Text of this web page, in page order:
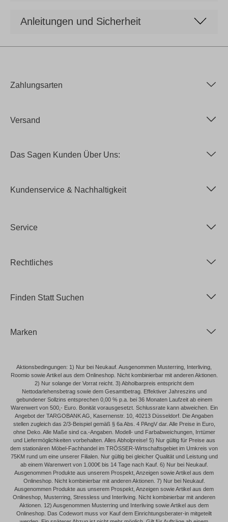
Anleitungen und Sicherheit
Zahlungsarten
Versand
Das Sagen Kunden Über Uns:
Kundenservice & Nachhaltigkeit
Service
Rechtliches
Finden Statt Suchen
Marken
Aktionsbedingungen: 1) Nur bei Neukauf. Ausgenommen Musterring, Interliving,
Roomio sowie Artikel aus dem Onlineshop. Nicht kombinierbar mit anderen Aktionen.
2) Nur solange der Vorrat reicht. 3) Abholbarpreis entspricht dem
Nettodarlehensbetrag sowie dem Gesamtbetrag. Effektiver Jahreszins und
gebundener Sollzins entsprechen 0,00 % p.a. bei 36 Monaten Laufzeit ab einem
Warenwert von 500,- Euro. Bonität vorausgesetzt. Schlussrate kann abweichen. Ein
Angebot der TARGOBANK AG, Kasernenstr. 10, 40213 Düsseldorf. Die Angaben
stellen zugleich das 2/3-Beispiel gemäß § 6a Abs. 4 PAngV dar. Alle Preise in Euro,
ohne Deko. Alle Maße sind ca.-Angaben. Modell- und Farbabweichungen, Irrtümer
und Liefermöglichkeiten vorbehalten. Alles Abholpreise! 5) Nur gültig für Preise aus
dem stationären Möbel-Fachhandel im TRÖSSER-Wirtschaftsgebiet im Umkreis von
75KM rund um eine unserer Filialen. Nur gültig bei gleicher Qualität und Leistung und
ab einem Warenwert von 1.000€ bis 14 Tage nach Kauf. 6) Nur bei Neukauf.
Ausgenommen Produkte aus unserem Prospekt, Anzeigen sowie Artikel aus dem
Onlineshop. Nicht kombinierbar mit anderen Aktionen. 7) Nur bei Neukauf.
Ausgenommen Produkte aus unserem Prospekt, Anzeigen sowie Artikel aus dem
Onlineshop, Musterring, Stressless und Interliving. Nicht kombinierbar mit anderen
Aktionen. 12) Ausgenommen Musterring und Interliving sowie Artikel aus dem
Onlineshop. Das Codewort muss vor Kauf dem Einrichtungsberater-in mitgeteilt